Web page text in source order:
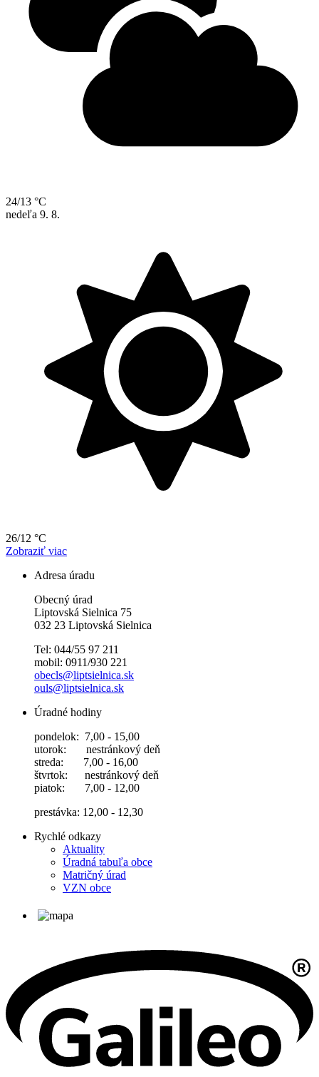
24/13 °C
nedeľa 9. 8.
26/12 °C
Zobraziť viac
Adresa úradu
Obecný úrad
Liptovská Sielnica 75
032 23 Liptovská Sielnica
Tel: 044/55 97 211
mobil: 0911/930 221
obecls@liptsielnica.sk
ouls@liptsielnica.sk
Úradné hodiny
pondelok: 7,00 - 15,00
utorok: nestránkový deň
streda: 7,00 - 16,00
štvrtok: nestránkový deň
piatok: 7,00 - 12,00
prestávka: 12,00 - 12,30
Rychlé odkazy
Aktuality
Úradná tabuľa obce
Matričný úrad
VZN obce